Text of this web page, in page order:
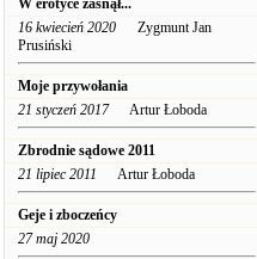
W erotyce zasnął...
16 kwiecień 2020 Zygmunt Jan
Prusiński
Moje przywołania
21 styczeń 2017Artur Łoboda
Zbrodnie sądowe 2011
21 lipiec 2011 Artur Łoboda
Geje i zboczeńcy
27 maj 2020